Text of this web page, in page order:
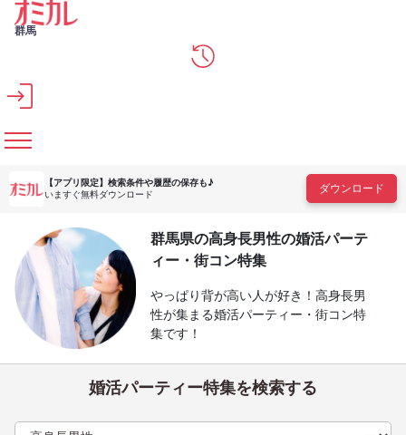
メインコンテンツへスキップ
群馬
【アプリ限定】 検索条件や履歴の保存も♪
いますぐ無料ダウンロード
ダウンロード
群馬県の高身長男性の婚活パーテ
ィー・街コン特集
やっぱり背が高い人が好き！高身長男
性が集まる婚活パーティー・街コン特
集です！
婚活パーティー特集を検索する